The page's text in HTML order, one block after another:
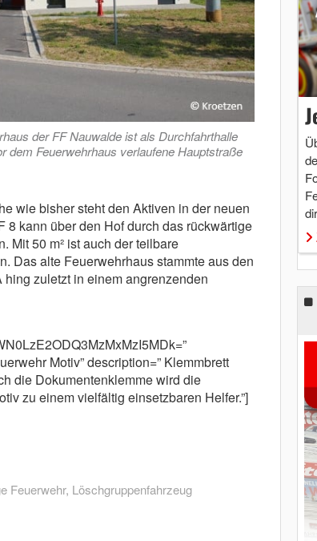
der FF Nauwalde ist als Durchfahrthalle
dem Feuerwehrhaus verlaufene Hauptstraße
wie bisher steht den Aktiven in der neuen
8 kann über den Hof durch das rückwärtige
Mit 50 m² ist auch der teilbare
Das alte Feuerwehrhaus stammte aus den
zuletzt in einem angrenzenden
Motiv” description=” Klemmbrett
die Dokumentenklemme wird die
zu einem vielfältig einsetzbaren Helfer.”]
Feuerwehr, Löschgruppenfahrzeug